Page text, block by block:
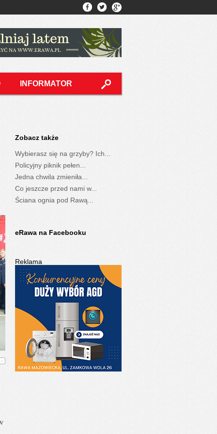
INFORMATOR
-
Zobacz także
Wybierasz się na grzyby? Ich...
Policyjny piknik pełen...
Jedna chwila zmieniła...
Co jeszcze przed nami w...
Ściana ognia pod Rawą...
eRawa na Facebooku
Reklama